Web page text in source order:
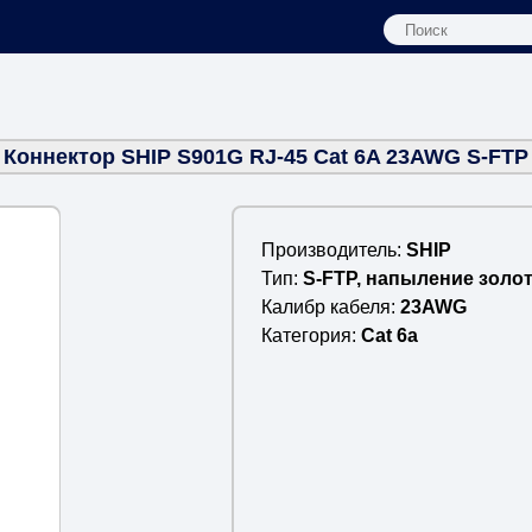
Коннектор SHIP S901G RJ-45 Cat 6A 23AWG S-FTP
Производитель SHIP
Тип S-FTP, напыление
Калибр кабеля 23AWG
Категория Cat 6a